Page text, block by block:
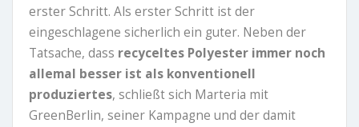
erster Schritt. Als erster Schritt ist der
eingeschlagene sicherlich ein guter. Neben der
Tatsache, dass recyceltes Polyester immer noch
allemal besser ist als konventionell
produziertes, schließt sich Marteria mit
GreenBerlin, seiner Kampagne und der damit